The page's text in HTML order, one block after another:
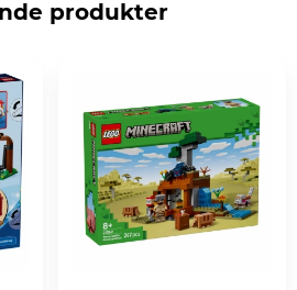
produkter